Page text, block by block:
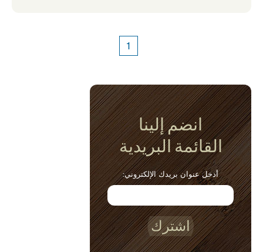
كاتي صنعت هذه المعكرونة الجيدة حقا ، وقد
أحببتها!“ اتضح أنه حصل على أكثر من مساعدة
قد صنعتها وبالتالي اعتقد أنها لذيذة!
1
انضم إلينا
القائمة البريدية
أدخل عنوان بريدك الإلكتروني:
اشترك